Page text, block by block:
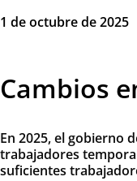
1 de octubre de 2025
Cambios
En 2025, el gobierno
trabajadores
suficientes